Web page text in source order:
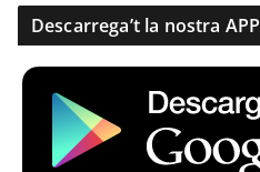
Descarrega’t la nostra APP